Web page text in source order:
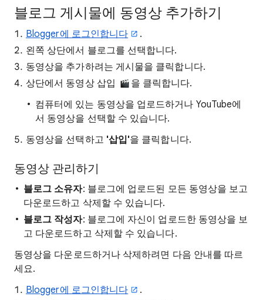
블로그 게시물에 동영상 추가하기
Blogger에 로그인합니다
.
왼쪽 상단에서 블로그를 선택합니다.
동영상을 추가하려는 게시물을 클릭합니다.
상단에서 동영상 삽입
을 클릭합니다.
컴퓨터에 있는 동영상을 업로드하거나 YouTube에
서 동영상을 선택할 수 있습니다.
동영상을 선택하고 '삽입'을 클릭합니다.
동영상 관리하기
블로그 소유자: 블로그에 업로드된 모든 동영상을 보고
다운로드하고 삭제할 수 있습니다.
블로그 작성자: 블로그에 자신이 업로드한 동영상을 보
고 다운로드하고 삭제할 수 있습니다.
동영상을 다운로드하거나 삭제하려면 다음 안내를 따르
세요.
Blogger에 로그인합니다
.